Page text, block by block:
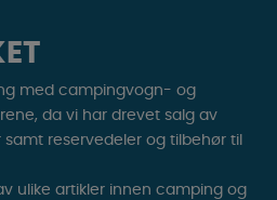
med campingvogn- og
da vi har drevet salg av
reservedeler og tilbehør til
ulike artikler innen camping og